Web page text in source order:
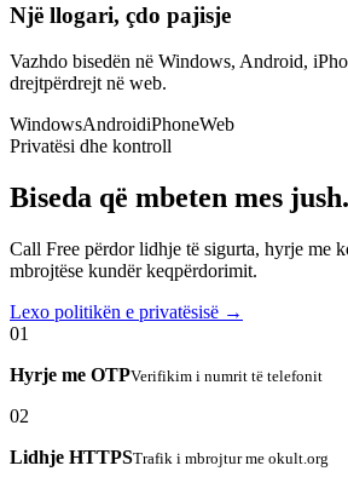
Një llogari, çdo pajisje
Vazhdo bisedën në Windows, Android,
drejtpërdrejt në web.
WindowsAndroidiPhoneWeb
Privatësi dhe kontroll
Biseda që mbeten mes jush.
Call Free përdor lidhje të sigurta, hyrje me
mbrojtëse kundër keqpërdorimit.
Lexo politikën e privatësisë →
01
Hyrje me OTPVerifikim i numrit të telefonit
02
Lidhje HTTPSTrafik i mbrojtur me okult.org